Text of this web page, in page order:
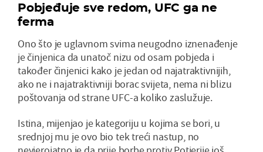
Pobjeđuje sve redom, UFC ga ne
ferma
Ono što je uglavnom svima neugodno iznenađenje
je činjenica da unatoč nizu od osam pobjeda i
također činjenici kako je jedan od najatraktivnijih,
ako ne i najatraktivniji borac svijeta, nema ni blizu
poštovanja od strane UFC-a koliko zaslužuje.
Istina, mijenjao je kategoriju u kojima se bori, u
srednjoj mu je ovo bio tek treći nastup, no